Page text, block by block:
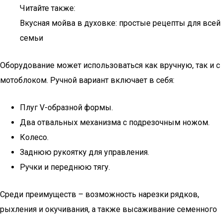
Читайте также:
Вкусная мойва в духовке: простые рецепты для всей
семьи
Оборудование может использоваться как вручную, так и с
мотоблоком. Ручной вариант включает в себя:
Плуг V-образной формы.
Два отвальных механизма с подрезочным ножом.
Колесо.
Заднюю рукоятку для управления.
Ручки и переднюю тягу.
Среди преимуществ – возможность нарезки рядков,
рыхления и окучивания, а также высаживание семенного